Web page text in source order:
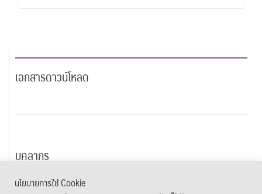
เอกสารดาวน์โหลด
บุคลากร
นโยบายการใช้ Cookie